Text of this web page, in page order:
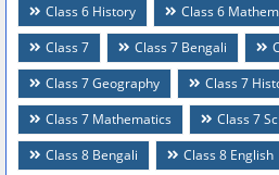
Class 6 History
Class 6
Class 7
Class 7 Bengali
Class 7 Geography
Class 7
Class 7 Mathematics
Class 7
Class 8 Bengali
Class 8 English